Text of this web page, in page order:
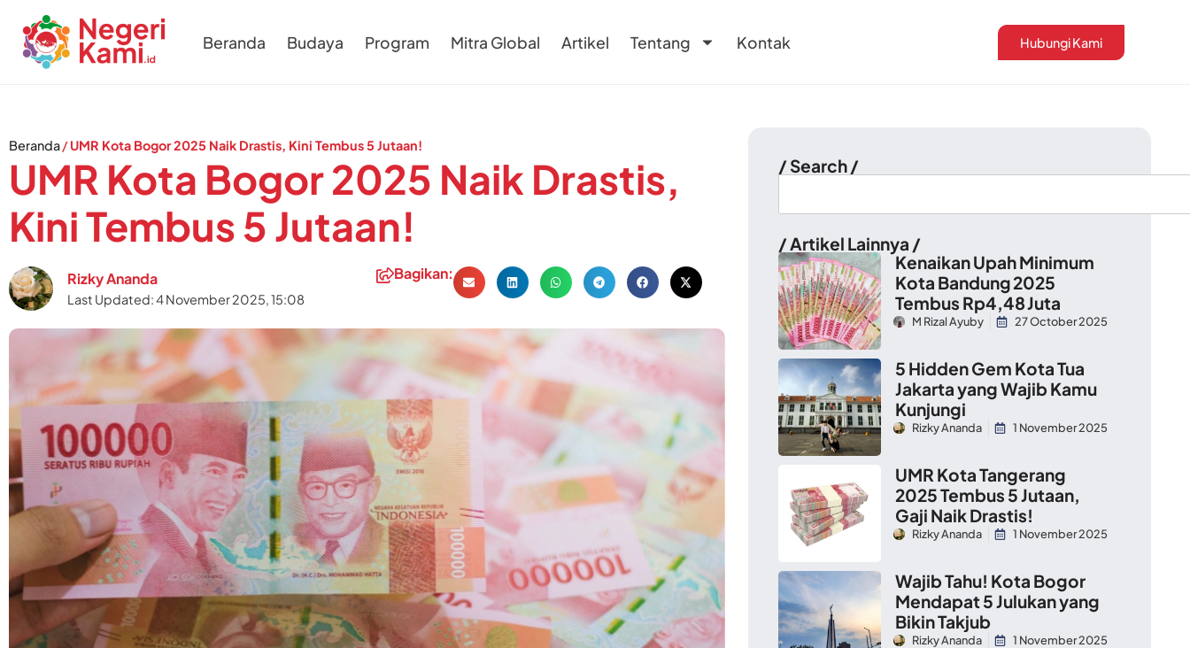
Beranda Budaya Program Mitra Global Artikel Tentang Kontak Hubungi Kami
Beranda/UMR Kota Bogor 2025 Naik Drastis, Kini Tembus 5 Jutaan!
UMR Kota Bogor 2025 Naik Drastis,
Kini Tembus 5 Jutaan!
Rizky Ananda
Last Updated: 4 November 2025, 15:08
Bagikan:
/ Search /
/ Artikel Lainnya /
Kenaikan Upah Minimum
Kota Bandung 2025
Tembus Rp4,48 Juta
M Rizal Ayuby 27 October 2025
5 Hidden Gem Kota Tua
Jakarta yang Wajib Kamu
Kunjungi
Rizky Ananda 1 November 2025
UMR Kota Tangerang
2025 Tembus 5 Jutaan,
Gaji Naik Drastis!
Rizky Ananda 1 November 2025
Wajib Tahu! Kota Bogor
Mendapat 5 Julukan yang
Bikin Takjub
Rizky Ananda 1 November 2025